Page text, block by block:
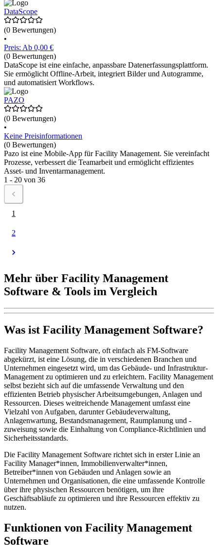
DataScope
(0 Bewertungen)
•
Preis: Ab 0,00 €
(0 Bewertungen)
DataScope ist eine einfache, anpassbare Datenerfassungsplattform.
Sie ermöglicht Offline-Arbeit, integriert Bilder und Autogramme,
und automatisiert Workflows.
PAZO
(0 Bewertungen)
•
Keine Preisinformationen
(0 Bewertungen)
Pazo ist eine Mobile-App für Facility Management. Sie vereinfacht
Prozesse, verbessert die Teamarbeit und ermöglicht effizientes
Asset- und Inventarmanagement.
1 - 20 von 36
1
2
Mehr über Facility Management
Software & Tools im Vergleich
Was ist Facility Management Software?
Facility Management Software, oft einfach als FM-Software
abgekürzt, ist eine Lösung, die in verschiedenen Branchen und
Unternehmen eingesetzt wird, um das Gebäude- und Infrastruktur-
Management zu optimieren und zu erleichtern. Facility Management
selbst bezieht sich auf die umfassende Verwaltung und den
effizienten Betrieb physischer Arbeitsumgebungen, Anlagen und
Ressourcen. Dieses weitreichende Management umfasst eine
Vielzahl von Aufgaben, darunter Gebäudeverwaltung,
Anlagenwartung, Bestandsmanagement, Raumplanung und -
zuweisung sowie die Einhaltung von Compliance-Richtlinien und
Sicherheitsstandards.
Die Facility Management Software richtet sich in erster Linie an
Facility Manager*innen, Immobilienverwalter*innen,
Betreiber*innen von Gebäuden und Anlagen sowie an
Unternehmen und Organisationen, die eine umfassende Kontrolle
über ihre physischen Ressourcen benötigen, um ihre
Geschäftsabläufe zu optimieren und ihre Ressourcen effektiv zu
nutzen.
Funktionen von Facility Management
Software